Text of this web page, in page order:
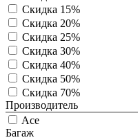
Скидка 15%
Скидка 20%
Скидка 25%
Скидка 30%
Скидка 40%
Скидка 50%
Скидка 70%
Производитель
Ace
Багаж